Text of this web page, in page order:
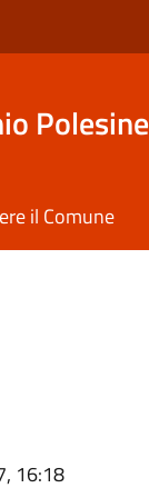
Polesine
il Comune
16:18